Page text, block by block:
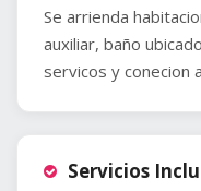
Se arrienda
auxiliar, baño
servicos y conecion
Servicios